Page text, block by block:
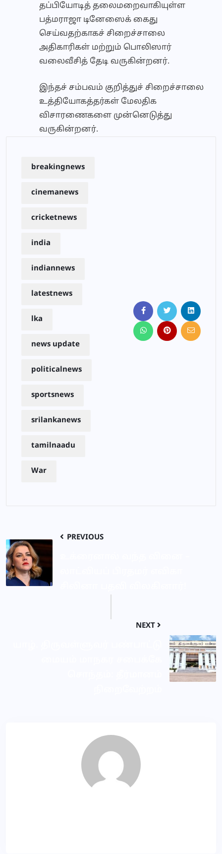
தப்பியோடித் தலைமறைவாகியுள்ள
பத்மராஜா டினேஸைக் கைது
செய்வதற்காகச் சிறைச்சாலை
அதிகாரிகள் மற்றும் பொலிஸார்
வலைவீசித் தேடி வருகின்றனர்.
இந்தச் சம்பவம் குறித்துச் சிறைச்சாலை
உத்தியோகத்தர்கள் மேலதிக
விசாரணைகளை முன்னெடுத்து
வருகின்றனர்.
breakingnews
cinemanews
cricketnews
india
indiannews
latestnews
lka
news update
politicalnews
sportsnews
srilankanews
tamilnaadu
War
PREVIOUS
NEXT